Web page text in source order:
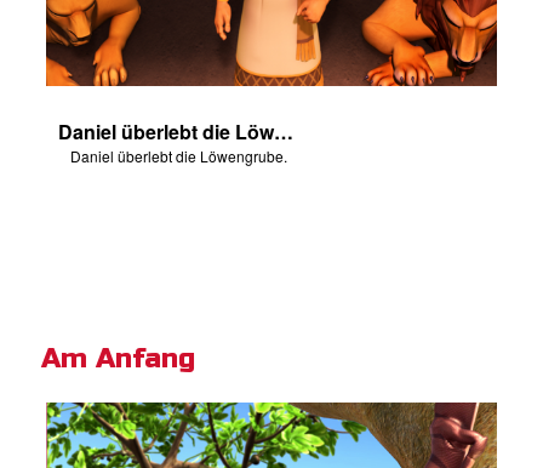
Daniel überlebt die Löwengrube.
Daniel überlebt die Löwengrube.
Am Anfang